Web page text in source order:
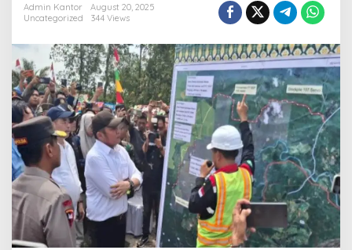
e
r
m
a
n
D
e
r
u
R
e
s
m
i
k
Admin Kantor
August 20, 2025
Uncategorized
344 Views